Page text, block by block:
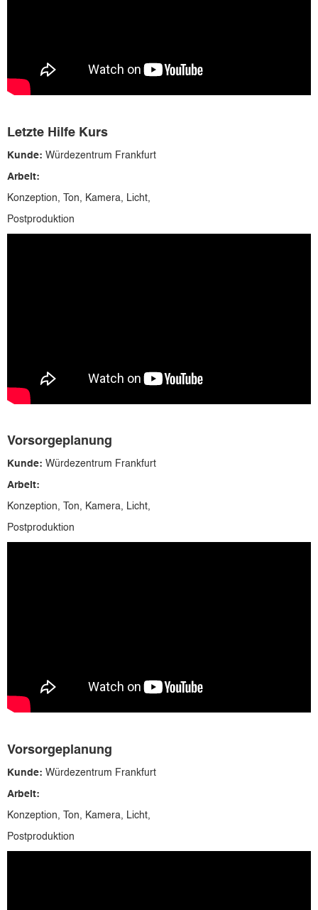
Letzte Hilfe Kurs
Kunde: Würdezentrum Frankfurt
Arbeit:
Konzeption, Ton, Kamera, Licht,
Postproduktion
Vorsorgeplanung
Kunde: Würdezentrum Frankfurt
Arbeit:
Konzeption, Ton, Kamera, Licht,
Postproduktion
Vorsorgeplanung
Kunde: Würdezentrum Frankfurt
Arbeit:
Konzeption, Ton, Kamera, Licht,
Postproduktion